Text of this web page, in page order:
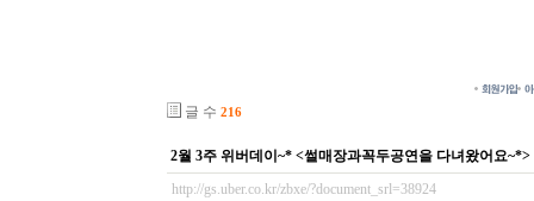
글 수 216
2월 3주 위버데이~* <썰매장과꼭두공연을 다녀왔어요~*>
http://gs.uber.co.kr/zbxe/?document_srl=38924